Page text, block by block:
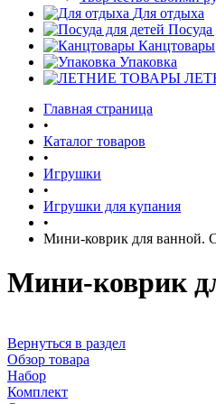
Для отдыха
Посуда
Канцтовары
Упаковка
Главная страница
•
Каталог товаров
•
Игрушки
•
Игрушки для купания
•
Мини-коврик для ванной.
Мини-коврик
Вернуться в раздел
Обзор товара
Набор
Комплект